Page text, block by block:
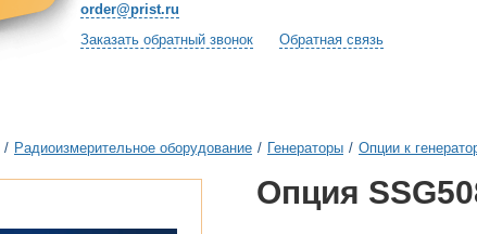
order@prist.ru
Заказать обратный звонок Обратная связь
/ Радиоизмерительное оборудование / Генераторы / Опции к
Опция